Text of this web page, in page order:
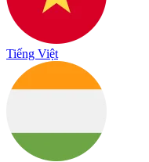
Tiếng Việt